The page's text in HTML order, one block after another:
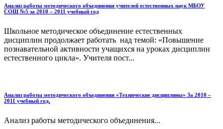
Анализ работы методического объединения учителей естественных наук МБОУ
СОШ №5 за 2010 – 2011 учебный год
Школьное методическое объединение естественных
дисциплин продолжает работать над темой: «Повышение
познавательной активности учащихся на уроках дисциплин
естественного цикла». Учителя пост...
Анализ работы методического объединения «Технические дисциплины» За 2010 –
2011 учебный год.
Анализ работы методического объединения...